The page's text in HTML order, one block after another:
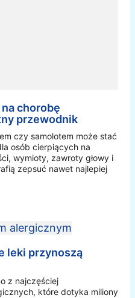
chorobę
przewodnik
czy samolotem może stać
osób cierpiących na
wymioty, zawroty głowy i
zepsuć nawet najlepiej
leki przynoszą
z najczęściej
które dotyka miliony